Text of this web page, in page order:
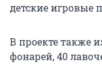
детские игровые
В проекте также
фонарей, 40